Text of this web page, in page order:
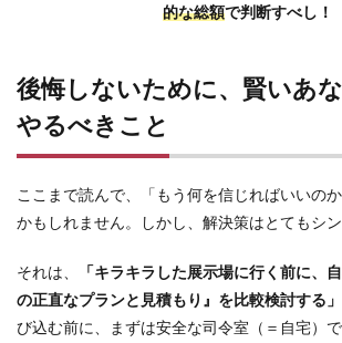
的な総額で判断すべし！
後悔しないために、賢いあ
やるべきこと
ここまで読んで、「もう何を信じればいいの
かもしれません。しかし、解決策はとてもシン
それは、
「キラキラした展示場に行く前に、
の正直なプランと見積もり』を比較検討する」
び込む前に、まずは安全な司令室（＝自宅）